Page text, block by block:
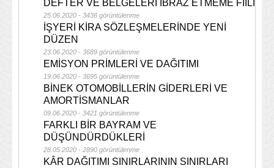
DEFTER VE BELGELERİ İBRAZ ETMEME FİİLİ
25.06.2020 - 3436 görüntülenme
İŞYERİ KİRA SÖZLEŞMELERİNDE YENİ
DÜZEN
23.06.2020 - 3689 görüntülenme
EMİSYON PRİMLERİ VE DAĞITIMI
19.06.2020 - 3695 görüntülenme
BİNEK OTOMOBİLLERİN GİDERLERİ VE
AMORTİSMANLAR
09.06.2020 - 3421 görüntülenme
FARKLI BİR BAYRAM VE
DÜŞÜNDÜRDÜKLERİ
28.05.2020 - 2890 görüntülenme
KÂR DAĞITIMI SINIRLARININ SINIRLARI